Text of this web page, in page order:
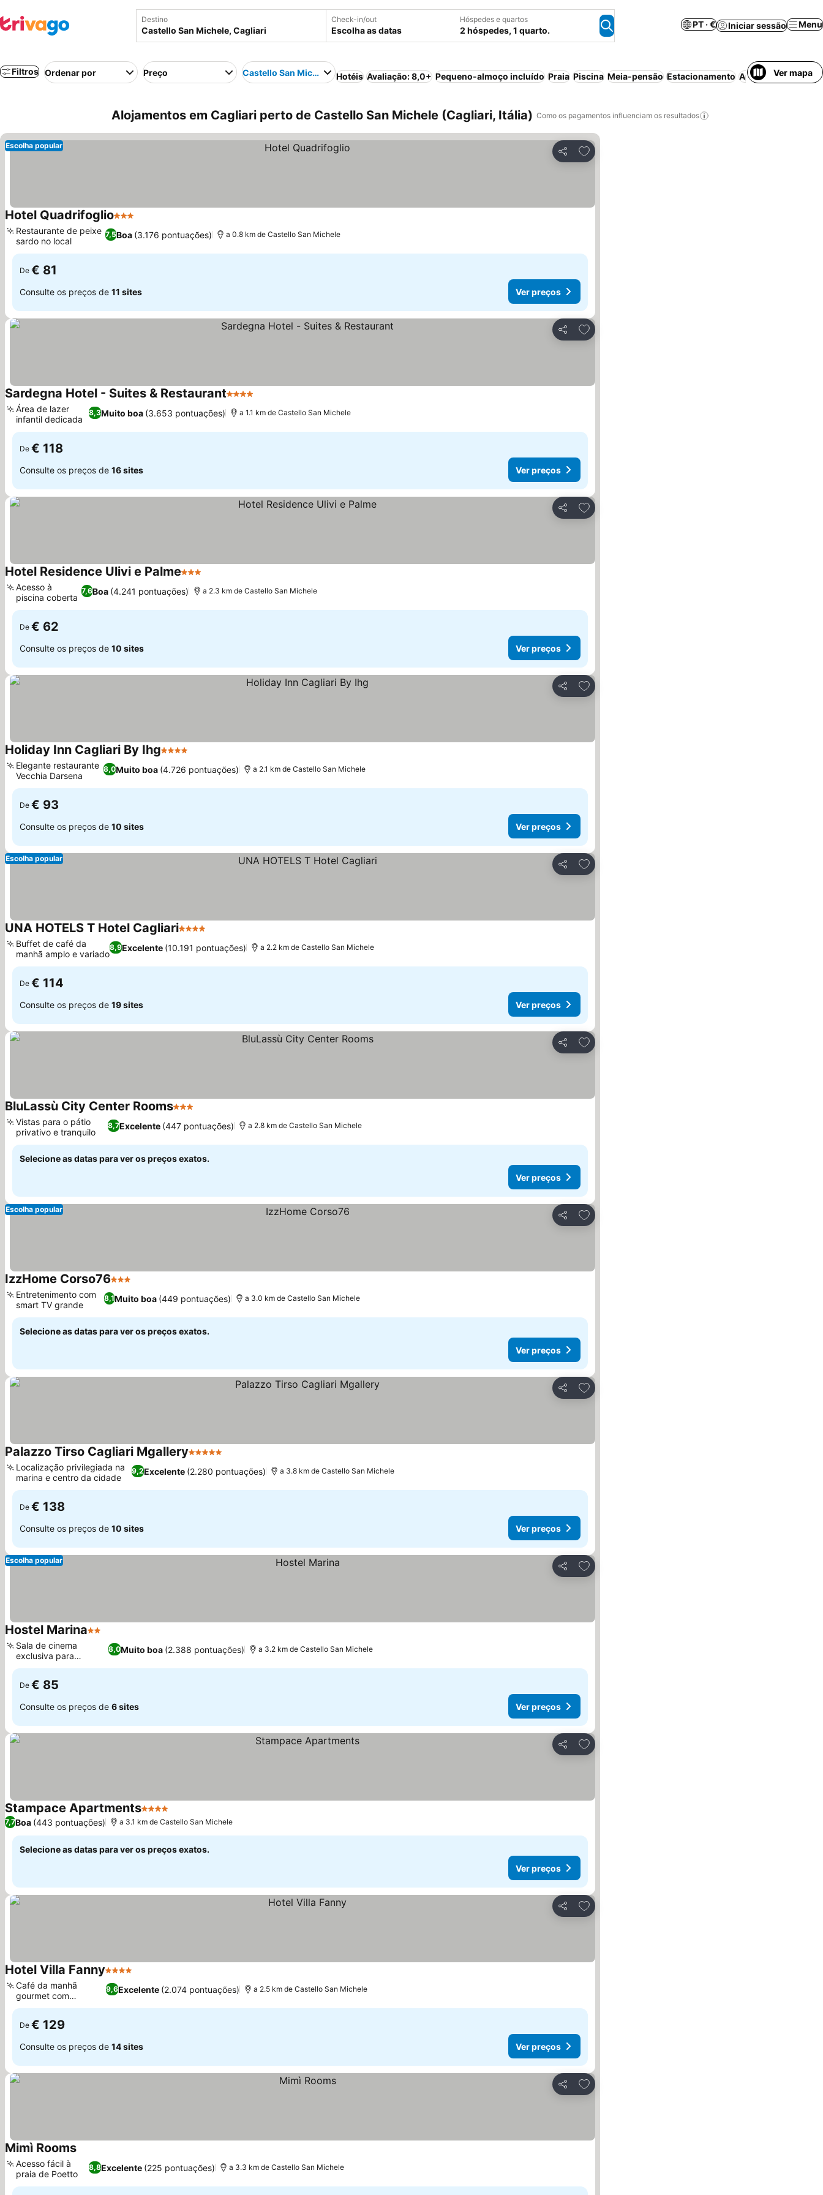
Destino Check-in/out
Escolha as datas
Hóspedes e quartos
2 hóspedes, 1 quarto.
PT · € Iniciar sessão Menu
Filtros Ordenar por Preço Castello San Michele Hotéis Avaliação: 8,0+ Pequeno-almoço incluído Praia Piscina Meia-pensão Estacionamento Aparthotel Casa/
Ver mapa
Alojamentos em Cagliari perto de Castello San Michele (Cagliari, Itália) Como os pagamentos influenciam os resultados
Partilhar
Adicionar aos favoritos
Escolha popular
Hotel Quadrifoglio3 Estrelas
7,5Boa (3.176 pontuações)
Restaurante de peixe
sardo no local
a 0.8 km de Castello San Michele
De € 81
Consulte os preços de 11 sites Ver preços
Partilhar
Adicionar aos favoritos
Sardegna Hotel - Suites & Restaurant4 Estrelas
8,3Muito boa (3.653 pontuações)
Área de lazer
infantil dedicada
a 1.1 km de Castello San Michele
De € 118
Consulte os preços de 16 sites Ver preços
Partilhar
Adicionar aos favoritos
Hotel Residence Ulivi e Palme3 Estrelas
7,6Boa (4.241 pontuações)
Acesso à
piscina coberta
a 2.3 km de Castello San Michele
De € 62
Consulte os preços de 10 sites Ver preços
Partilhar
Adicionar aos favoritos
Holiday Inn Cagliari By Ihg4 Estrelas
8,0Muito boa (4.726 pontuações)
Elegante restaurante
Vecchia Darsena
a 2.1 km de Castello San Michele
De € 93
Consulte os preços de 10 sites Ver preços
Partilhar
Adicionar aos favoritos
Escolha popular
UNA HOTELS T Hotel Cagliari4 Estrelas
8,9Excelente (10.191 pontuações)
Buffet de café da
manhã amplo e variado
a 2.2 km de Castello San Michele
De € 114
Consulte os preços de 19 sites Ver preços
Partilhar
Adicionar aos favoritos
BluLassù City Center Rooms3 Estrelas
8,7Excelente (447 pontuações)
Vistas para o pátio
privativo e tranquilo
a 2.8 km de Castello San Michele
Selecione as datas para ver os preços exatos.
Ver preços
Partilhar
Adicionar aos favoritos
Escolha popular
IzzHome Corso763 Estrelas
8,1Muito boa (449 pontuações)
Entretenimento com
smart TV grande
a 3.0 km de Castello San Michele
Selecione as datas para ver os preços exatos.
Ver preços
Partilhar
Adicionar aos favoritos
Palazzo Tirso Cagliari Mgallery5 Estrelas
9,2Excelente (2.280 pontuações)
Localização privilegiada na
marina e centro da cidade
a 3.8 km de Castello San Michele
De € 138
Consulte os preços de 10 sites Ver preços
Partilhar
Adicionar aos favoritos
Escolha popular
Hostel Marina2 Estrelas
8,0Muito boa (2.388 pontuações)
Sala de cinema
exclusiva para
hóspedes
a 3.2 km de Castello San Michele
De € 85
Consulte os preços de 6 sites Ver preços
Partilhar
Adicionar aos favoritos
Stampace Apartments4 Estrelas
7,7Boa (443 pontuações) a 3.1 km de Castello San Michele
Selecione as datas para ver os preços exatos.
Ver preços
Partilhar
Adicionar aos favoritos
Hotel Villa Fanny4 Estrelas
9,6Excelente (2.074 pontuações)
Café da manhã
gourmet com
prosecco
a 2.5 km de Castello San Michele
De € 129
Consulte os preços de 14 sites Ver preços
Partilhar
Adicionar aos favoritos
Mimì Rooms
8,8Excelente (225 pontuações)
Acesso fácil à
praia de Poetto
a 3.3 km de Castello San Michele